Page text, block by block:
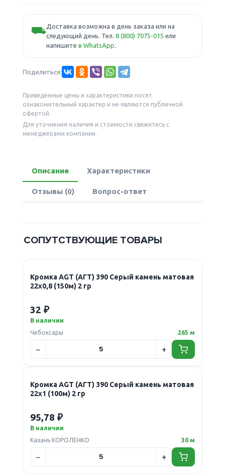
⛟Доставка возможна в день заказа или на
следующий день. Тел. 8 (800) 7075-015 или
напишите в WhatsApp.
Поделиться:
Приведённые цены и характеристики носят
ознакомительный характер и не являются публичной
офертой.
Для уточнения наличия и стоимости свяжитесь с
менеджерами компании.
Описание Характеристики
Отзывы (0) Вопрос-ответ
СОПУТСТВУЮЩИЕ ТОВАРЫ
Кромка AGT (АГТ) 390 Серый камень матовая
22х0,8 (150м) 2 гр
32 ₽
В наличии
Чебоксары
265 м
Кромка AGT (АГТ) 390 Серый камень матовая
22х1 (100м) 2 гр
95,78 ₽
В наличии
Казань КОРОЛЕНКО
30 м